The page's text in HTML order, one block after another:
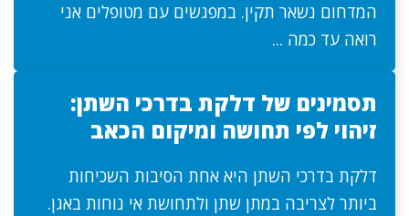
המדחום נשאר תקין. במפגשים עם מטופלים אני
רואה עד כמה ...
תסמינים של דלקת בדרכי השתן:
זיהוי לפי תחושה ומיקום הכאב
דלקת בדרכי השתן היא אחת הסיבות השכיחות
ביותר לצריבה במתן שתן ולתחושת אי נוחות באגן.